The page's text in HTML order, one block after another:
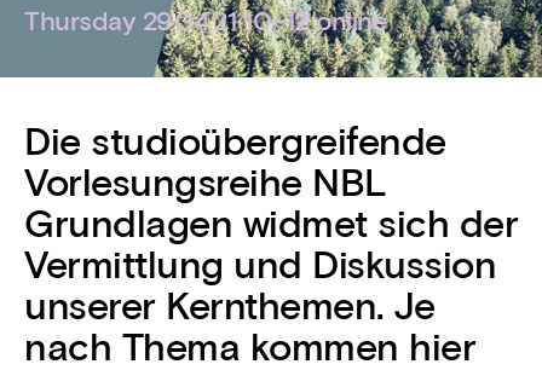
Thursday 29.04.21 10–12 online
Die studioübergreifende
Vorlesungsreihe NBL
Grundlagen widmet sich der
Vermittlung und Diskussion
unserer Kernthemen. Je
nach Thema kommen hier